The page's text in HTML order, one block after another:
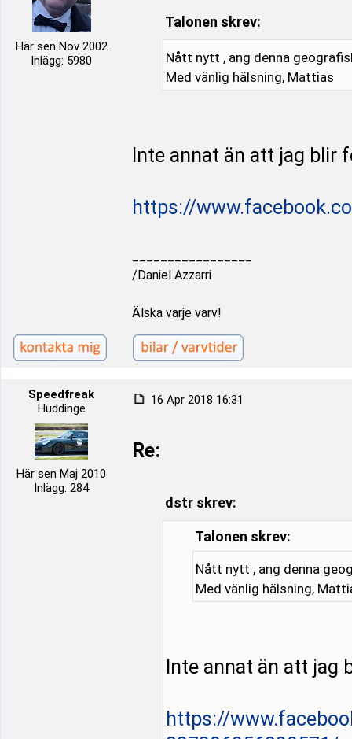
Här sen Nov 2002
Inlägg: 5980
Talonen skrev:
Nått nytt , ang denna
Med vänlig hälsning, Mattias
Inte annat än att jag blir
https://
/Daniel Azzarri
Älska varje varv!
Speedfreak
Huddinge
Här sen Maj 2010
Inlägg: 284
16 Apr 2018 16:31
Re:
dstr skrev:
Talonen skrev:
Nått nytt , ang denna
Med vänlig hälsning,
Inte annat än att
https://